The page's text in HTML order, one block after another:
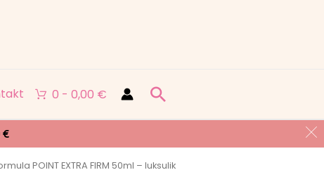
€
0 - 0,00 € Search
POINT EXTRA FIRM 50ml – luksulik